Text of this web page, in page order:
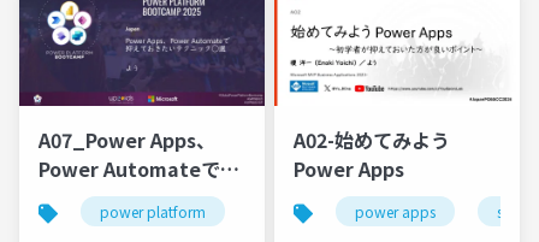
A07_Power Apps、
Power Automateで抑
えておきたいテクニッ
ク◯選
power platform
A02-始めてみよう
Power Apps
power apps